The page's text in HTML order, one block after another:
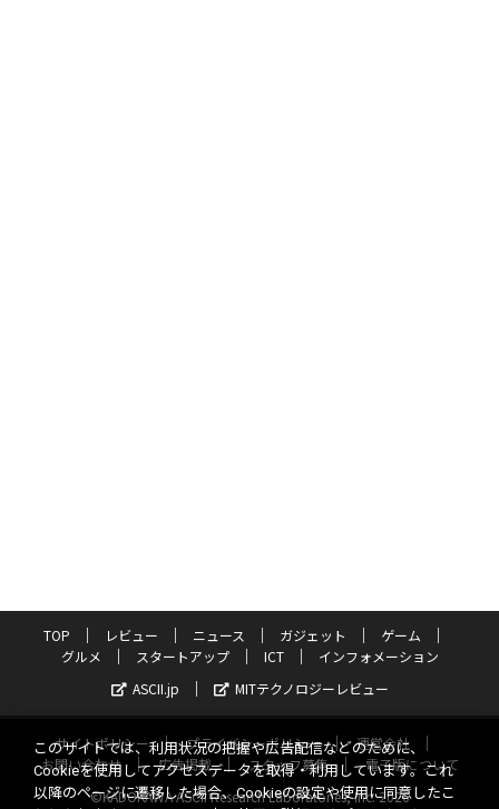
TOP レビュー ニュース ガジェット
ゲーム
グルメ
スタートアップ ICT
インフォメーション
ASCII.jp
MITテクノロジーレビュー
サイトポリシー プライバシーポリシー
運営会社
お問い合わせ
広告掲載 スタッフ募集
電子版について
©KADOKAWA ASCII Research Laboratories, Inc. 2026
このサイトでは、利用状況の把握や広告配信などのために、
Cookieを使用してアクセスデータを取得・利用しています。これ
以降のページに遷移した場合、Cookieの設定や使用に同意したこ